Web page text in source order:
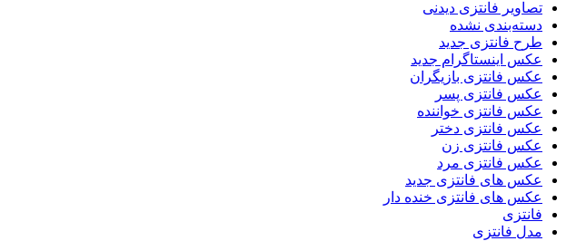
تصاویر فانتزی دیدنی
دسته‌بندی نشده
طرح فانتزی جدید
عکس اینستاگرام جدید
عکس فانتزی بازیگران
عکس فانتزی پسر
عکس فانتزی خواننده
عکس فانتزی دختر
عکس فانتزی زن
عکس فانتزی مرد
عکس های فانتزی جدید
عکس های فانتزی خنده دار
فانتزی
مدل فانتزی